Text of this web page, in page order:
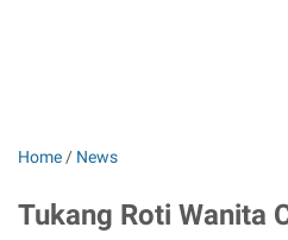
Home / News
Tukang Roti Wanita